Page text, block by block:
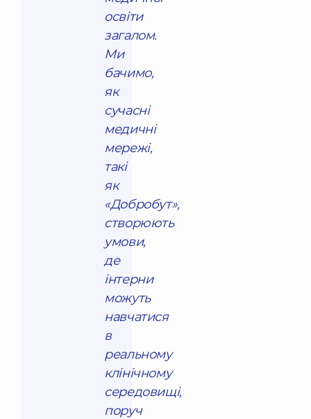
освіти
загалом.
Ми
бачимо,
як
сучасні
медичні
мережі,
такі
як
«Добробут»,
створюють
умови,
де
інтерни
можуть
навчатися
в
реальному
клінічному
середовищі,
поруч